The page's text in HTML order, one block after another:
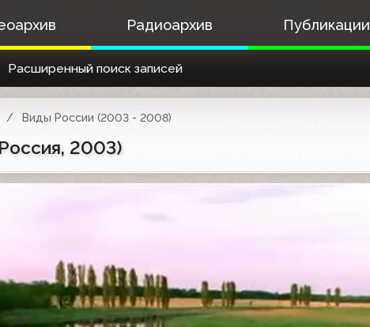
Радиоархив Публикации
Расширенный поиск записей
Виды России (2003 - 2008)
2003)